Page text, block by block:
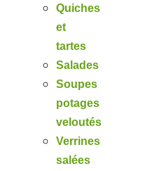
Quiches
et
tartes
Salades
Soupes
potages
veloutés
Verrines
salées